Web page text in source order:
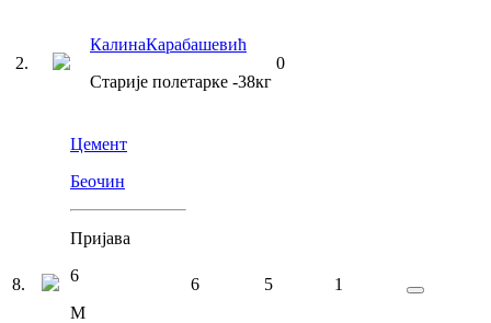
2.
КалинаКарабашевић
Старије полетарке -38кг
0
8.
Цемент
Беочин
Пријава
6
М
6 5 1